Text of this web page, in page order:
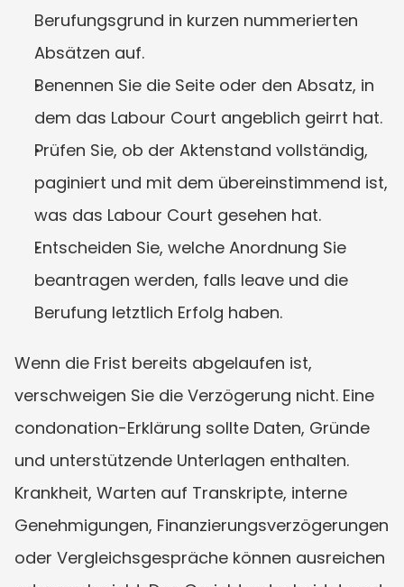
Berufungsgrund in kurzen nummerierten
Absätzen auf.
Benennen Sie die Seite oder den Absatz, in
dem das Labour Court angeblich geirrt hat.
Prüfen Sie, ob der Aktenstand vollständig,
paginiert und mit dem übereinstimmend ist,
was das Labour Court gesehen hat.
Entscheiden Sie, welche Anordnung Sie
beantragen werden, falls leave und die
Berufung letztlich Erfolg haben.
Wenn die Frist bereits abgelaufen ist,
verschweigen Sie die Verzögerung nicht. Eine
condonation-Erklärung sollte Daten, Gründe
und unterstützende Unterlagen enthalten.
Krankheit, Warten auf Transkripte, interne
Genehmigungen, Finanzierungsverzögerungen
oder Vergleichsgespräche können ausreichen